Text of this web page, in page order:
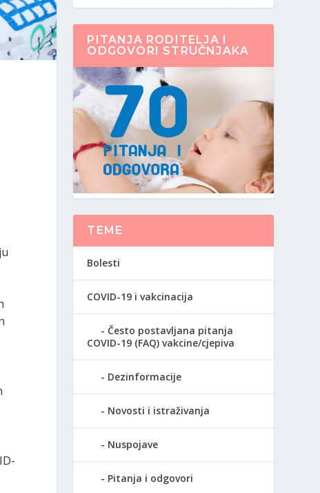
PITANJA RODITELJA I
ODGOVORI STRUČNJAKA
TEME
Bolesti
COVID-19 i vakcinacija
Često postavljana pitanja
COVID-19 (FAQ) vakcine/cjepiva
Dezinformacije
Novosti i istraživanja
Nuspojave
Pitanja i odgovori